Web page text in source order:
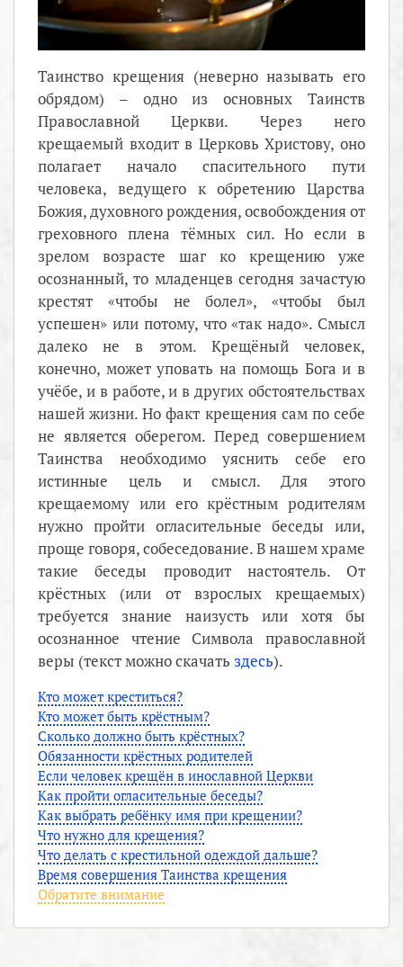
Таинство крещения (неверно называть его
обрядом) – одно из основных Таинств
Православной Церкви. Через него
крещаемый входит в Церковь Христову, оно
полагает начало спасительного пути
человека, ведущего к обретению Царства
Божия, духовного рождения, освобождения от
греховного плена тёмных сил. Но если в
зрелом возрасте шаг ко крещению уже
осознанный, то младенцев сегодня зачастую
крестят «чтобы не болел», «чтобы был
успешен» или потому, что «так надо». Смысл
далеко не в этом. Крещёный человек,
конечно, может уповать на помощь Бога и в
учёбе, и в работе, и в других обстоятельствах
нашей жизни. Но факт крещения сам по себе
не является оберегом. Перед совершением
Таинства необходимо уяснить себе его
истинные цель и смысл. Для этого
крещаемому или его крёстным родителям
нужно пройти огласительные беседы или,
проще говоря, собеседование. В нашем храме
такие беседы проводит настоятель. От
крёстных (или от взрослых крещаемых)
требуется знание наизусть или хотя бы
осознанное чтение Символа православной
веры (текст можно скачать здесь).
Кто может креститься?
Кто может быть крёстным?
Сколько должно быть крёстных?
Обязанности крёстных родителей
Если человек крещён в инославной Церкви
Как пройти огласительные беседы?
Как выбрать ребёнку имя при крещении?
Что нужно для крещения?
Что делать с крестильной одеждой дальше?
Время совершения Таинства крещения
Обратите внимание